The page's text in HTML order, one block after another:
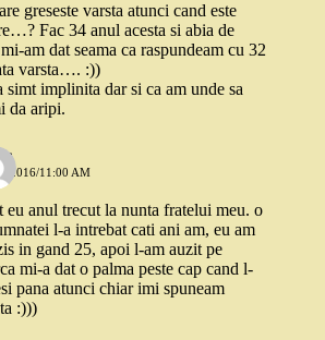
greseste varsta atunci cand este
Fac 34 anul acesta si abia de
am dat seama ca raspundeam cu 32
varsta…. :))
simt implinita dar si ca am unde sa
da aripi.
2016/11:00 AM
eu anul trecut la nunta fratelui meu. o
l-a intrebat cati ani am, eu am
in gand 25, apoi l-am auzit pe
mi-a dat o palma peste cap cand l-
pana atunci chiar imi spuneam
:)))